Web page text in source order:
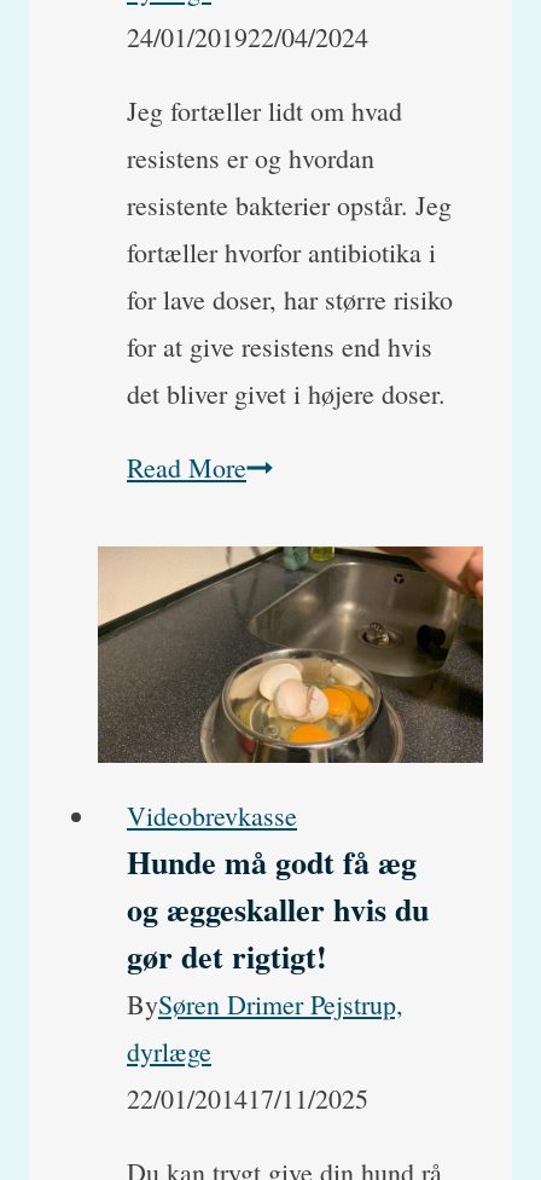
24/01/201922/04/2024
Jeg fortæller lidt om hvad
resistens er og hvordan
resistente bakterier opstår. Jeg
fortæller hvorfor antibiotika i
for lave doser, har større risiko
for at give resistens end hvis
det bliver givet i højere doser.
Read MoreHvad
resistens
og
hvordan
kan
det
Videobrevkasse
Hunde må godt få æg
og æggeskaller hvis du
gør det rigtigt!
BySøren Drimer Pejstrup,
dyrlæge
22/01/201417/11/2025
Du kan trygt give din hund rå